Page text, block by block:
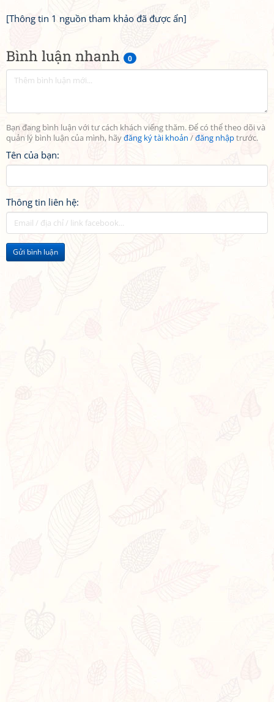
Bình luận nhanh 0
Bạn đang bình luận với tư cách khách viếng thăm. Để có thể theo dõi và
quản lý bình luận của mình, hãyđăng ký tài khoản /đăng nhậptrước.
Tên của bạn:
Thông tin liên hệ:
Gửi bình luận
[Thông tin 1 nguồn tham khảo đã được ẩn]